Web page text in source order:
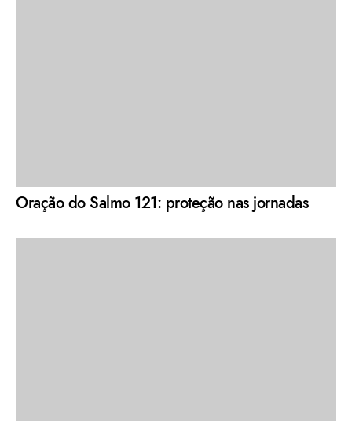
Oração do Salmo 121: proteção nas jornadas